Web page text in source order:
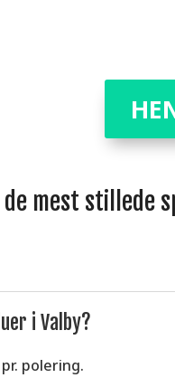
de mest stillede
i Valby?
polering.